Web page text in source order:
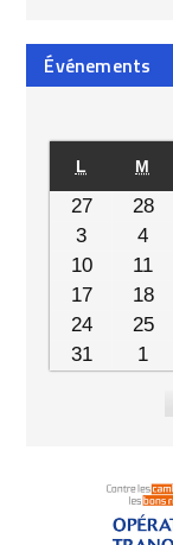
Événements
L M
27 28
3
4
10
11
17
18
24
25
31
1